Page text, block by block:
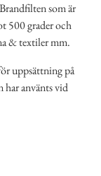
som är
500 grader och
& textiler mm.
uppsättning på
använts vid